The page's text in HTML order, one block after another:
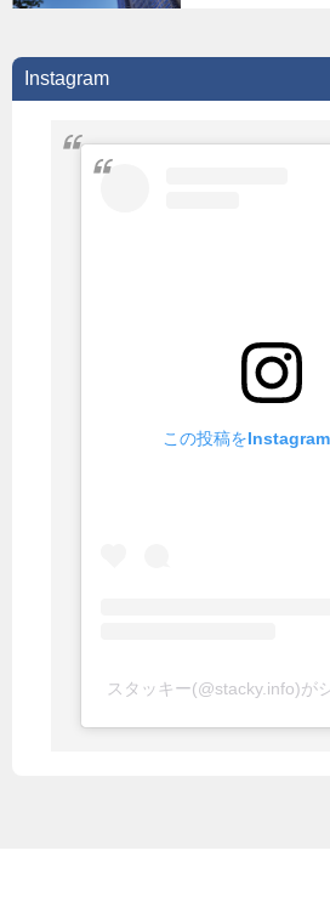
Instagram
この投稿を
スタッキー(@stacky.info)が